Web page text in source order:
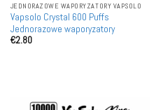
JEDNORAZOWE WAPORYZATORY VAPSOLO
Vapsolo Crystal 600 Puffs
Jednorazowe waporyzatory
€2.80